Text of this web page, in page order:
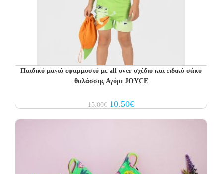
Παιδικό μαγιό εφαρμοστό με all over σχέδιο και ειδικό σάκο
θαλάσσης Αγόρι JOYCE
15.00€ Original
price
10.50€Current
price